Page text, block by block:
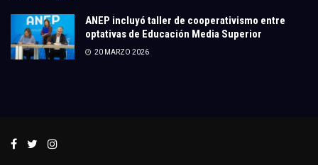
ANEP incluyó taller de cooperativismo entre
optativas de Educación Media Superior
20 MARZO 2026